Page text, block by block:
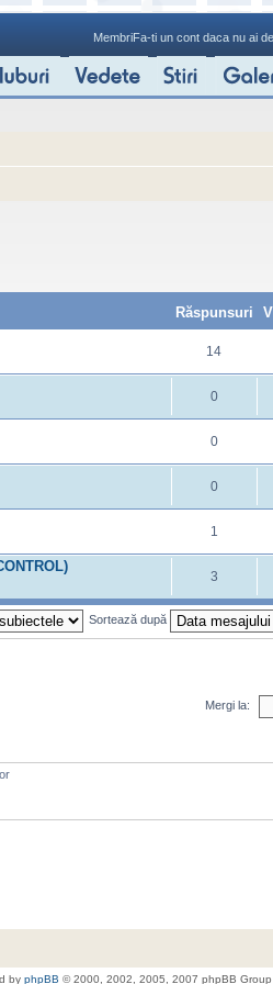
MembriFa-ti un cont daca nu ai
Răspunsuri
14
0
0
0
1
3
Sortează după
Mergi la:
by phpBB © 2000, 2002, 2005, 2007 phpBB Group